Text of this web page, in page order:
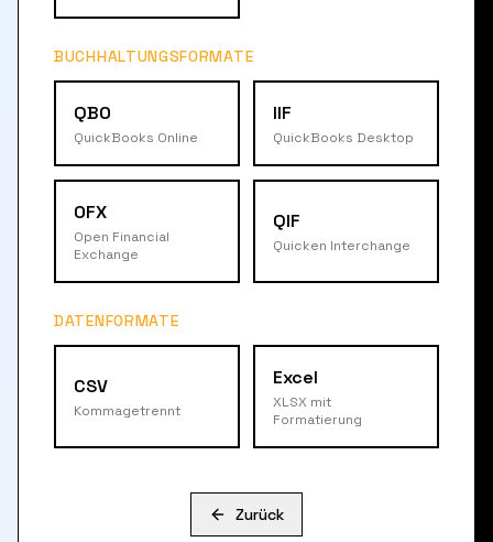
BUCHHALTUNGSFORMATE
QBO
QuickBooks Online
IIF
QuickBooks Desktop
OFX
Open Financial
Exchange
QIF
Quicken Interchange
DATENFORMATE
CSV
Kommagetrennt
Excel
XLSX mit
Formatierung
Zurück